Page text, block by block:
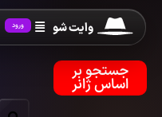
وایت شو ورود
جستجو بر
اساس ژانر